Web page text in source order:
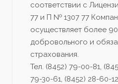
соответствии с
77 и П № 1307 77
осуществляет более
добровольного и
страхования.
Тел. (8452) 79-00-81,
79-30-61, (8452) 28-60-12